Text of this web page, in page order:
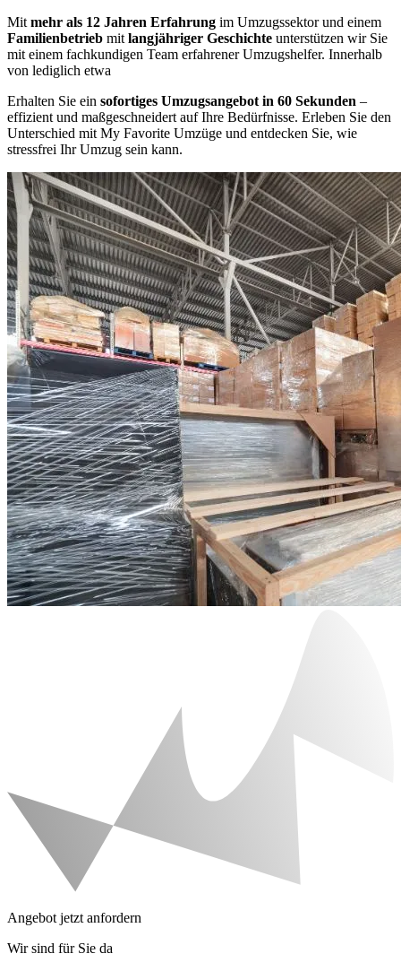
Mit mehr als 12 Jahren Erfahrung im Umzugssektor und einem
Familienbetrieb mit langjähriger Geschichte unterstützen wir Sie
mit einem fachkundigen Team erfahrener Umzugshelfer. Innerhalb
von lediglich etwa
Erhalten Sie ein sofortiges Umzugsangebot in 60 Sekunden –
effizient und maßgeschneidert auf Ihre Bedürfnisse. Erleben Sie den
Unterschied mit My Favorite Umzüge und entdecken Sie, wie
stressfrei Ihr Umzug sein kann.
Angebot jetzt anfordern
Wir sind für Sie da